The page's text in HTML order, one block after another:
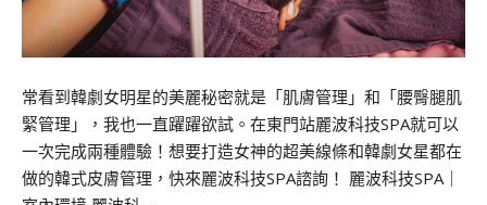
常看到韓劇女明星的美麗秘密就是「肌膚管理」和「腰臀腿肌
緊管理」，我也一直躍躍欲試。在東門站麗波科技SPA就可以
一次完成兩種體驗！想要打造女神的超美線條和韓劇女星都在
做的韓式皮膚管理，快來麗波科技SPA諮詢！ 麗波科技SPA｜